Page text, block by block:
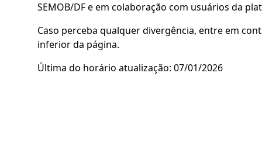
SEMOB/DF e em colaboração com usuários da
Caso perceba qualquer divergência, entre em
inferior da página.
Última do horário atualização: 07/01/2026